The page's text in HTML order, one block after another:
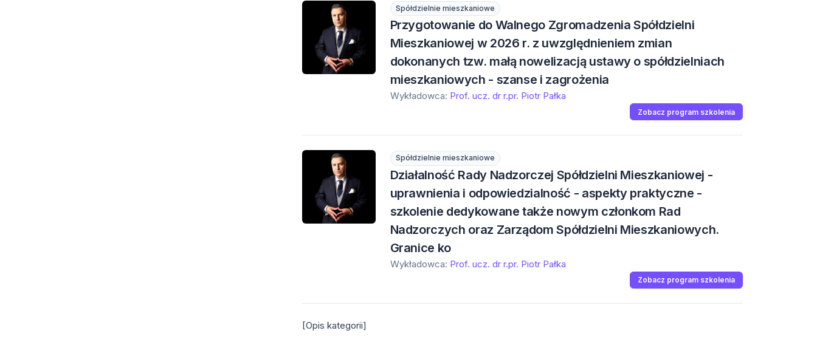
Spółdzielnie mieszkaniowe
Przygotowanie do Walnego Zgromadzenia Spółdzielni
Mieszkaniowej w 2026 r. z uwzględnieniem zmian
dokonanych tzw. małą nowelizacją ustawy o spółdzielniach
mieszkaniowych - szanse i zagrożenia
Wykładowca: Prof. ucz. dr r.pr. Piotr Pałka
Zobacz program szkolenia
Spółdzielnie mieszkaniowe
Działalność Rady Nadzorczej Spółdzielni Mieszkaniowej -
uprawnienia i odpowiedzialność - aspekty praktyczne -
szkolenie dedykowane także nowym członkom Rad
Nadzorczych oraz Zarządom Spółdzielni Mieszkaniowych.
Granice ko
Wykładowca: Prof. ucz. dr r.pr. Piotr Pałka
Zobacz program szkolenia
[Opis kategorii]